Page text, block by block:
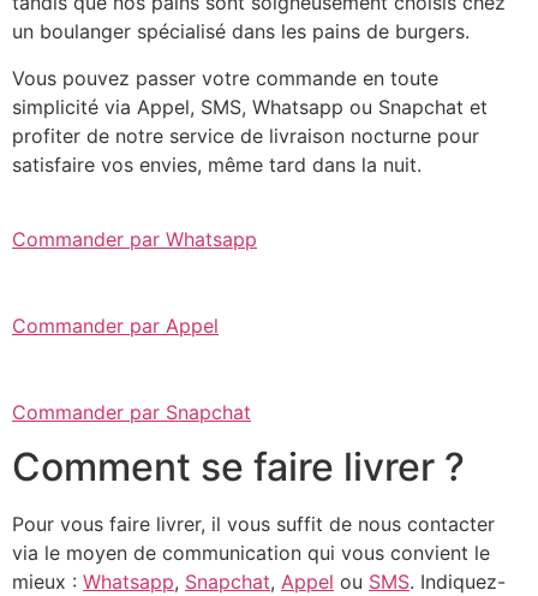
un boulanger spécialisé dans les pains de burgers.
Vous pouvez passer votre commande en toute
simplicité via Appel, SMS, Whatsapp ou Snapchat et
profiter de notre service de livraison nocturne pour
satisfaire vos envies, même tard dans la nuit.
Commander par Whatsapp
Commander par Appel
Commander par Snapchat
Comment se faire livrer ?
Pour vous faire livrer, il vous suffit de nous contacter
via le moyen de communication qui vous convient le
mieux : Whatsapp, Snapchat, Appel ou SMS. Indiquez-